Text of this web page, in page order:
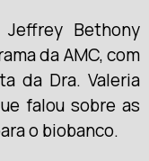
Bethony
da AMC, com
da Dra. Valeria
falou sobre as
o biobanco.